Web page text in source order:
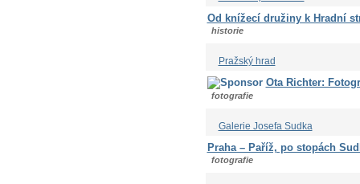
Od knížecí družiny k Hradní
historie
Pražský hrad
Ota Richter:
fotografie
Galerie Josefa Sudka
Praha – Paříž, po stopách
fotografie